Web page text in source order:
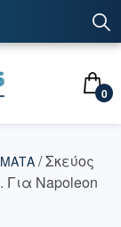
0
/ Σκεύος
Napoleon